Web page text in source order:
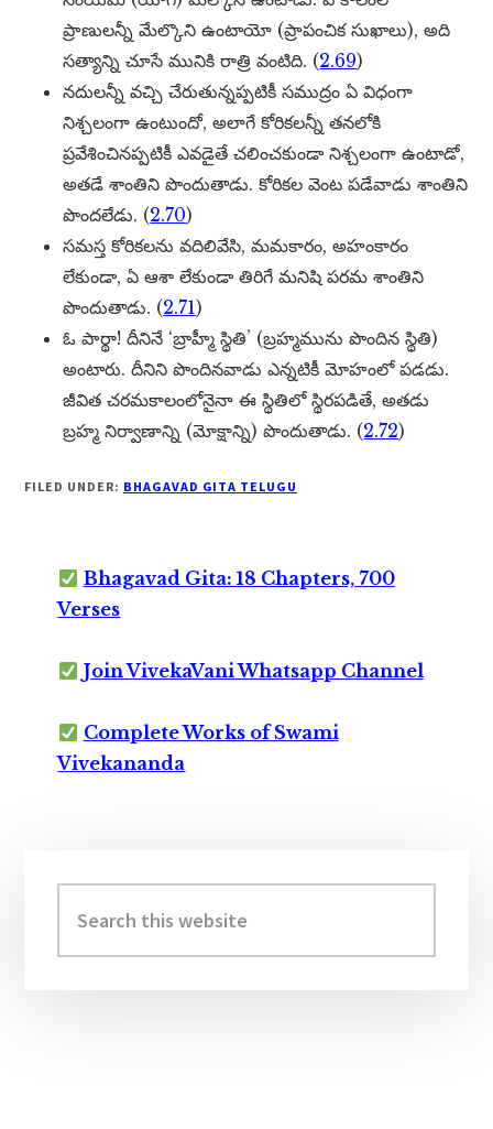
ప్రాణులన్నీ మేల్కొని ఉంటాయో (ప్రాపంచిక సుఖాలు), అది
సత్యాన్ని చూసే మునికి రాత్రి వంటిది. (2.69)
నదులన్నీ వచ్చి చేరుతున్నప్పటికీ సముద్రం ఏ విధంగా
నిశ్చలంగా ఉంటుందో, అలాగే కోరికలన్నీ తనలోకి
ప్రవేశించినప్పటికీ ఎవడైతే చలించకుండా నిశ్చలంగా ఉంటాడో,
అతడే శాంతిని పొందుతాడు. కోరికల వెంట పడేవాడు శాంతిని
పొందలేడు. (2.70)
సమస్త కోరికలను వదిలివేసి, మమకారం, అహంకారం
లేకుండా, ఏ ఆశా లేకుండా తిరిగే మనిషి పరమ శాంతిని
పొందుతాడు. (2.71)
ఓ పార్థా! దీనినే ‘బ్రాహ్మీ స్థితి’ (బ్రహ్మమును పొందిన స్థితి)
అంటారు. దీనిని పొందినవాడు ఎన్నటికీ మోహంలో పడడు.
జీవిత చరమకాలంలోనైనా ఈ స్థితిలో స్థిరపడితే, అతడు
బ్రహ్మ నిర్వాణాన్ని (మోక్షాన్ని) పొందుతాడు. (2.72)
FILED UNDER: BHAGAVAD GITA TELUGU
Bhagavad Gita: 18 Chapters, 700
Verses
Join VivekaVani Whatsapp Channel
Complete Works of Swami
Vivekananda
Sidebar
this
website